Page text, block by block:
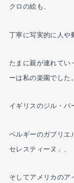
クロの絵も、
丁寧に写実的に人や
たまに親が連れてい
ーは私の楽園でした。
イギリスのジル・バ
ベルギーのガブリエ
セレスティーヌ」、
そしてアメリカのア